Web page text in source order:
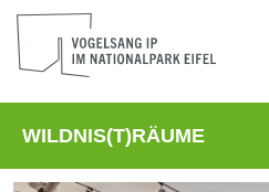
WILDNIS(T)RÄUME